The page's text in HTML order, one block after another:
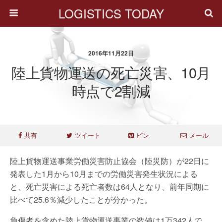
LOGISTICS TODAY
2016年11月22日
陸上貨物運送の死亡災害、10月
時点で2割減
共有 ツイート ピン メール
陸上貨物運送事業労働災害防止協会（陸災防）が22日に
発表した1月から10月までの労働災害発生状況による
と、死亡災害による死亡者数は64人となり、前年同期に
比べて25.6％減少したことが分かった。